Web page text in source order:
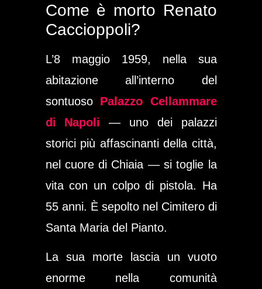
Come è morto Renato
Caccioppoli?
L’8 maggio 1959, nella sua
abitazione all’interno del
sontuoso Palazzo Cellammare
di Napoli — uno dei palazzi
storici più affascinanti della città,
nel cuore di Chiaia — si toglie la
vita con un colpo di pistola. Ha
55 anni. È sepolto nel Cimitero di
Santa Maria del Pianto.
La sua morte lascia un vuoto
enorme nella comunità